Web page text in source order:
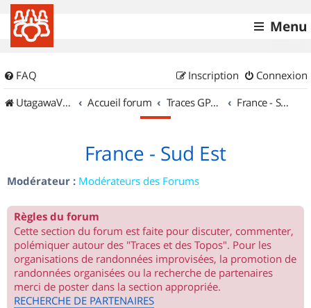
Menu
FAQ Connexion
Inscription
UtagawaVTT (Randos VTT et VTTAE avec traces GPS)
Accueil forum Traces GPS de randos VTT France - Sud Est
France - Sud Est
Modérateur : Modérateurs des Forums
Règles du forum
Cette section du forum est faite pour discuter, commenter,
polémiquer autour des "Traces et des Topos". Pour les
organisations de randonnées improvisées, la promotion de
randonnées organisées ou la recherche de partenaires
merci de poster dans la section appropriée.
RECHERCHE DE PARTENAIRES